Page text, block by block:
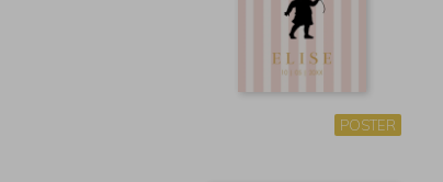
POSTER